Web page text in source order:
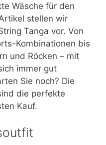
Wäsche für den
stellen wir
Tanga vor. Von
Kombinationen bis
und Röcken – mit
immer gut
Sie noch? Die
die perfekte
Kauf.